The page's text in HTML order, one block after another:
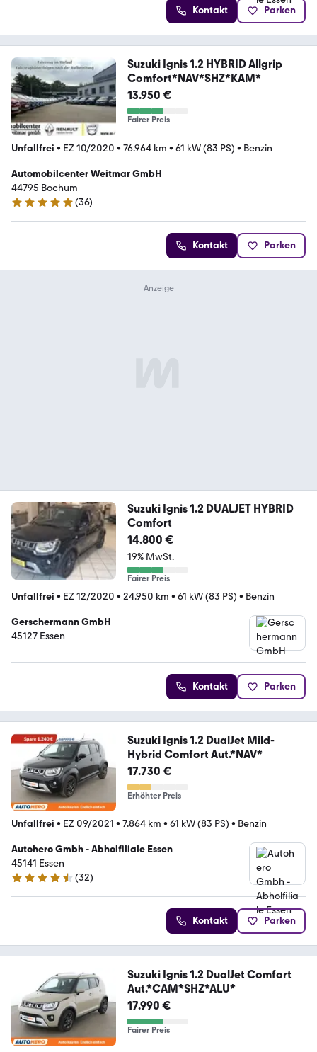
Kontakt Parken
Suzuki Ignis 1.2 HYBRID Allgrip
Comfort*NAV*SHZ*KAM*
13.950 €
Fairer Preis
Unfallfrei • EZ 10/2020 • 76.964 km • 61 kW (83 PS) • Benzin
Automobilcenter Weitmar GmbH
44795 Bochum
4.8 Sterne
(36)
Kontakt Parken
Suzuki Ignis 1.2 DUALJET HYBRID
Comfort
14.800 €
19% MwSt.
Fairer Preis
Unfallfrei • EZ 12/2020 • 24.950 km • 61 kW (83 PS) • Benzin
Gerschermann GmbH
45127 Essen
Kontakt Parken
Suzuki Ignis 1.2 DualJet Mild-
Hybrid Comfort Aut.*NAV*
17.730 €
Erhöhter Preis
Unfallfrei • EZ 09/2021 • 7.864 km • 61 kW (83 PS) • Benzin
Autohero Gmbh - Abholfiliale Essen
45141 Essen
4.7 Sterne
(32)
Kontakt Parken
Suzuki Ignis 1.2 DualJet Comfort
Aut.*CAM*SHZ*ALU*
17.990 €
Fairer Preis